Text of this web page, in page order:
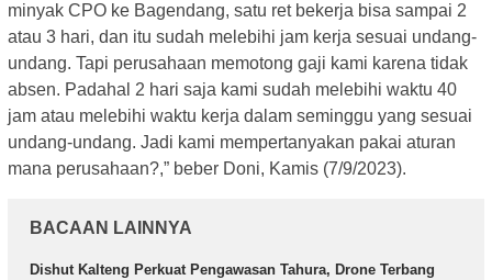
minyak CPO ke Bagendang, satu ret bekerja bisa sampai 2
atau 3 hari, dan itu sudah melebihi jam kerja sesuai undang-
undang. Tapi perusahaan memotong gaji kami karena tidak
absen. Padahal 2 hari saja kami sudah melebihi waktu 40
jam atau melebihi waktu kerja dalam seminggu yang sesuai
undang-undang. Jadi kami mempertanyakan pakai aturan
mana perusahaan?,” beber Doni, Kamis (7/9/2023).
BACAAN LAINNYA
Dishut Kalteng Perkuat Pengawasan Tahura, Drone Terbang